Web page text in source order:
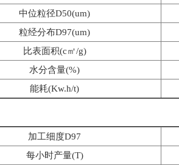
中位粒径D50(um)
粒经分布D97(um)
比表面积(c㎡/g)
水分含量(%)
能耗(Kw.h/t)
加工细度D97
每小时产量(T)